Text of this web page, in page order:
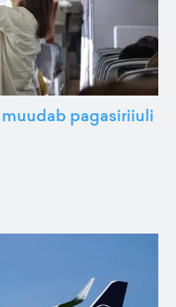
pagasiriiuli